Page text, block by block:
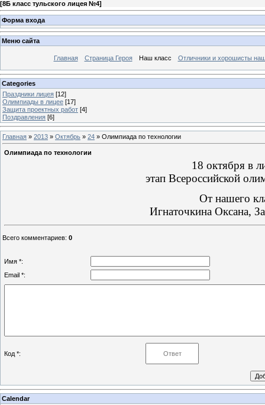
[8Б класс тульского лицея №4]
Форма входа
Меню сайта
Главная Страница Героя Наш класс Отличники и хорошисты
Categories
Праздники лицея [12]
Олимпиады в лицее [17]
Защита проектных работ [4]
Поздравления [6]
Главная » 2013 » Октябрь » 24 » Олимпиада по технологии
Олимпиада по технологии
18 октября в
этап Всероссийской
От нашего
Игнаточкина Оксана,
Всего комментариев: 0
Имя *:
Email *:
Код *:
Calendar